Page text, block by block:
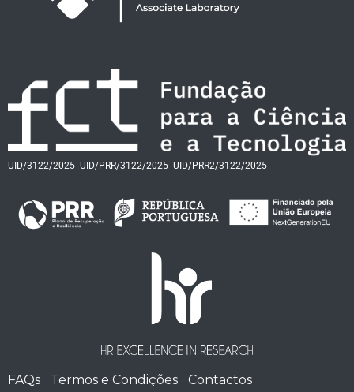
UID/3122/2025 UID/PRR/3122/2025 UID/PRR2/3122/2025
FAQs Termos e Condições Contactos